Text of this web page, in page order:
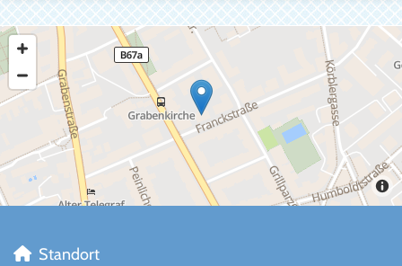
 Standort